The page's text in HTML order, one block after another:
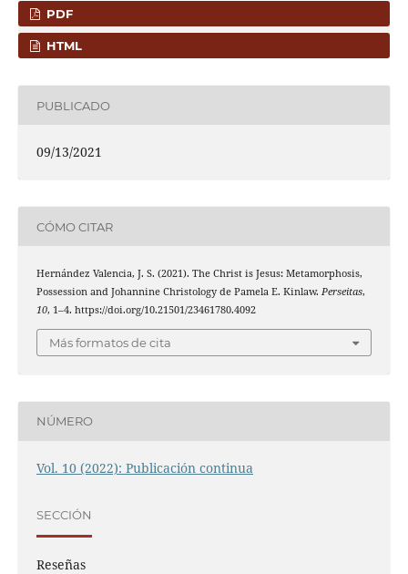
PDF
HTML
PUBLICADO
09/13/2021
CÓMO CITAR
Hernández Valencia, J. S. (2021). The Christ is Jesus: Metamorphosis,
Possession and Johannine Christology de Pamela E. Kinlaw. Perseitas,
10, 1–4. https://doi.org/10.21501/23461780.4092
Más formatos de cita
NÚMERO
Vol. 10 (2022): Publicación continua
SECCIÓN
Reseñas